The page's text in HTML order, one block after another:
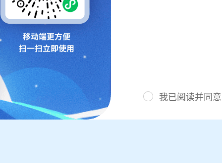
我已阅读并同意